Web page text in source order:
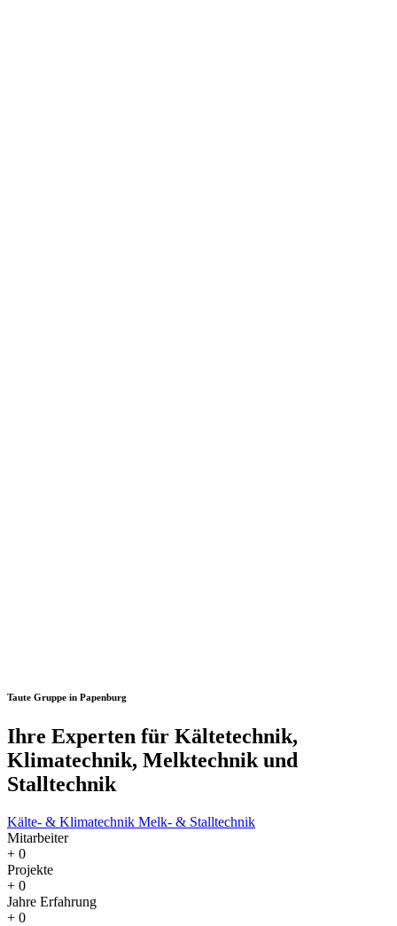
Taute Gruppe in Papenburg
Ihre Experten für Kältetechnik,
Klimatechnik, Melktechnik und
Stalltechnik
Kälte- & Klimatechnik Melk- & Stalltechnik
Mitarbeiter
+ 0
Projekte
+ 0
Jahre Erfahrung
+ 0